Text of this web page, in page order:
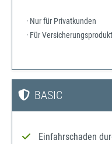
· Nur für Privatkunden
· Für
BASIC
Einfahrschaden